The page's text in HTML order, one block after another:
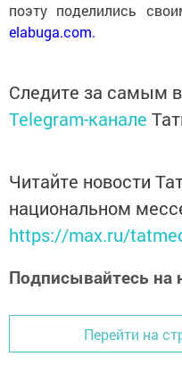
поэту поделились
elabuga.com.
Следите за самым
Telegram-канале
Читайте новости
национальном
https://max.ru/
Подписывайтесь на
Перейти на